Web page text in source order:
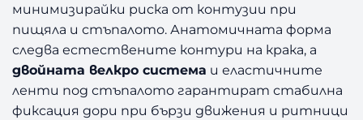
минимизирайки риска от контузии при
пищяла и стъпалото. Анатомичната форма
следва естествените контури на крака, а
двойната велкро система и еластичните
ленти под стъпалото гарантират стабилна
фиксация дори при бързи движения и ритници